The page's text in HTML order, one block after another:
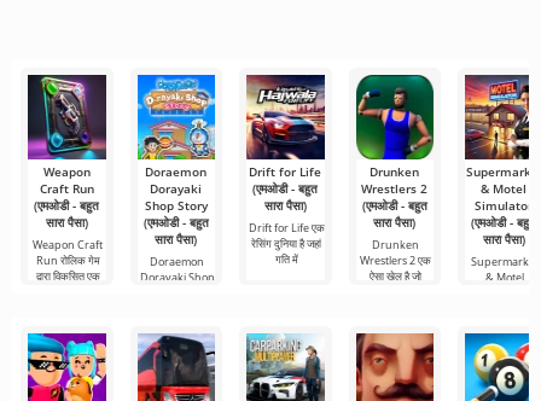
Weapon
Craft Run
(एमओडी - बहुत
सारा पैसा)
Weapon Craft
Run रोलिक गेम
द्वारा विकसित एक
Doraemon
Dorayaki
Shop Story
(एमओडी - बहुत
सारा पैसा)
Doraemon
Dorayaki Shop
Drift for Life
(एमओडी - बहुत
सारा पैसा)
Drift for Life एक
रेसिंग दुनिया है जहां
गति में
Drunken
Wrestlers 2
(एमओडी - बहुत
सारा पैसा)
Drunken
Wrestlers 2 एक
ऐसा खेल है जो
& Motel
Simulator
(एमओडी - बहुत
सारा पैसा)
Supermarket
& Motel